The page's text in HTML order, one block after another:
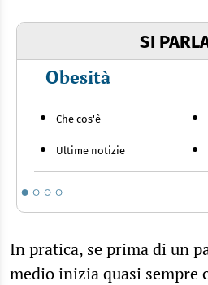
SI
Obesità
Che cos'è
Ultime notizie
In pratica, se prima di un
medio inizia quasi sempre